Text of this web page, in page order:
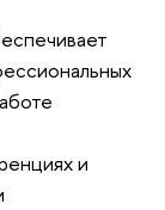
и